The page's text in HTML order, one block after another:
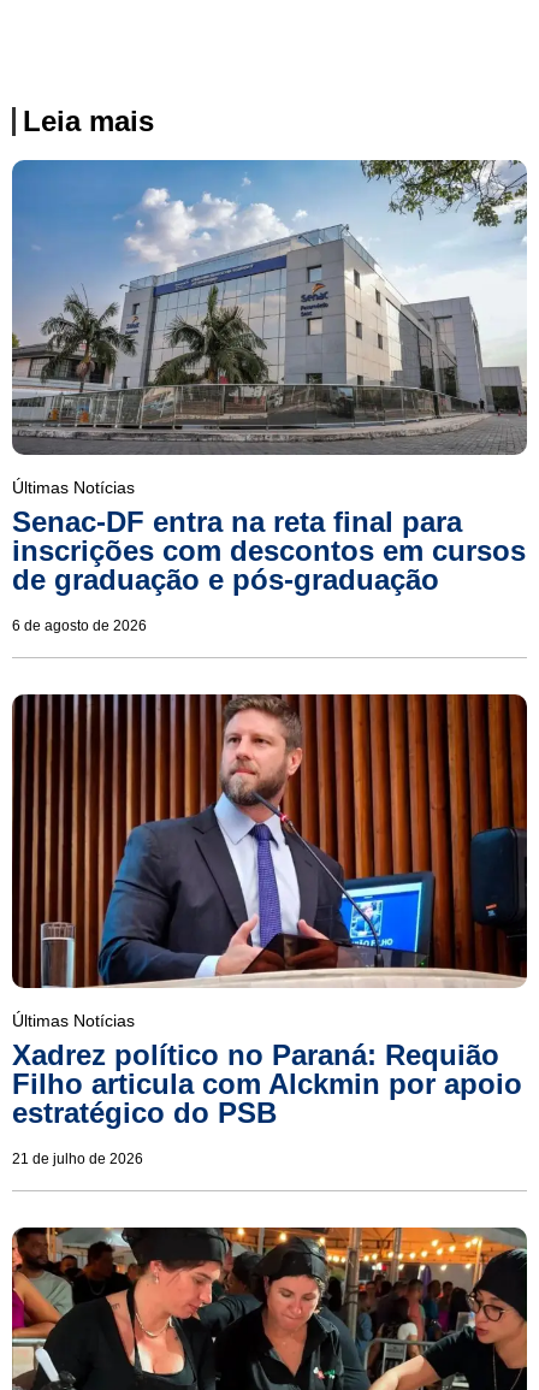
Leia mais
Últimas Notícias
Senac-DF entra na reta final para
inscrições com descontos em cursos
de graduação e pós-graduação
6 de agosto de 2026
Últimas Notícias
Xadrez político no Paraná: Requião
Filho articula com Alckmin por apoio
estratégico do PSB
21 de julho de 2026